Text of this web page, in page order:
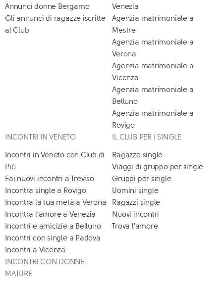
Annunci donne Bergamo
Gli annunci di ragazze iscritte
al Club
Venezia
Agenzia matrimoniale a
Mestre
Agenzia matrimoniale a
Verona
Agenzia matrimoniale a
Vicenza
Agenzia matrimoniale a
Belluno
Agenzia matrimoniale a
Rovigo
INCONTRI IN VENETO
Incontri in Veneto con Club di
Più
Fai nuovi incontri a Treviso
Incontra single a Rovigo
Incontra la tua metà a Verona
Incontra l'amore a Venezia
Incontri e amicizie a Belluno
Incontri con single a Padova
Incontri a Vicenza
IL CLUB PER I SINGLE
Ragazze single
Viaggi di gruppo per single
Gruppi per single
Uomini single
Ragazzi single
Nuovi incontri
Trova l'amore
INCONTRI CON DONNE
MATURE